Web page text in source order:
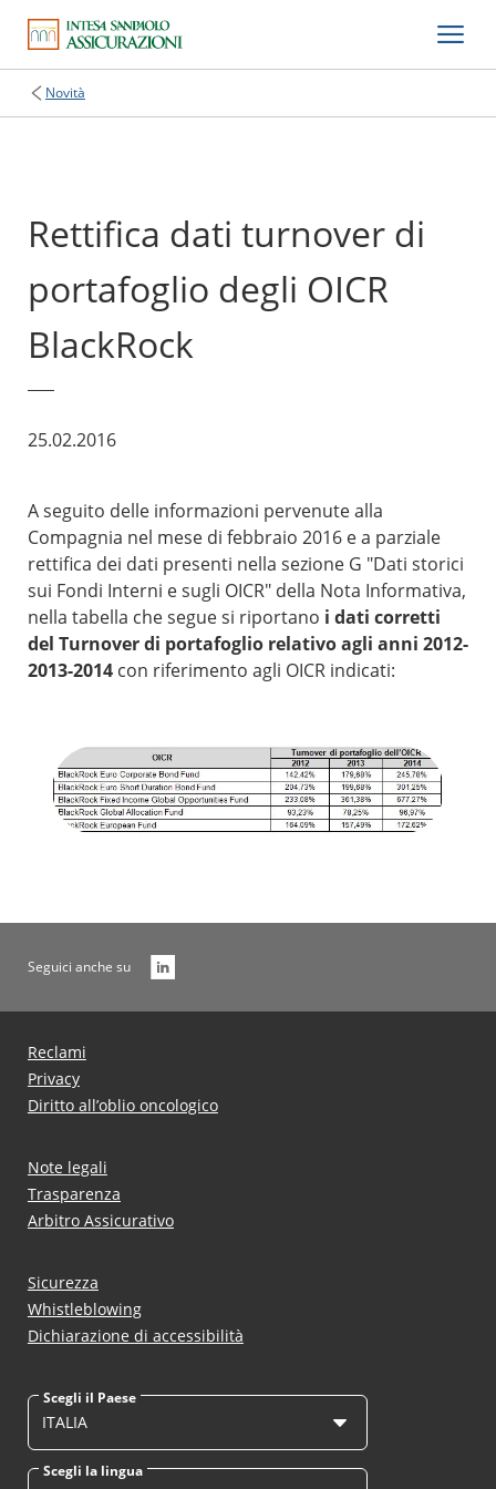
Novità
Rettifica dati turnover di
portafoglio degli OICR
BlackRock
25.02.2016
A seguito delle informazioni pervenute alla
Compagnia nel mese di febbraio 2016 e a parziale
rettifica dei dati presenti nella sezione G "Dati storici
sui Fondi Interni e sugli OICR" della Nota Informativa,
nella tabella che segue si riportano i dati corretti
del Turnover di portafoglio relativo agli anni 2012-
2013-2014con riferimento agli OICR indicati:
Seguici anche su
Reclami
Privacy
Diritto all’oblio oncologico
Note legali
Trasparenza
Arbitro Assicurativo
Sicurezza
Whistleblowing
Dichiarazione di accessibilità
Scegli il Paese
ITALIA
Scegli la lingua